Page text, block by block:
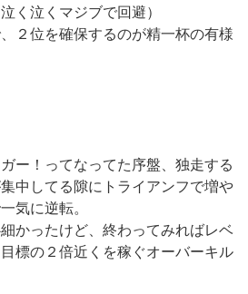
く泣くマジブで回避）
２位を確保するのが精一杯の有様
ー！ってなってた序盤、独走する
中してる隙にトライアンフで増や
気に逆転。
かったけど、終わってみればレベ
標の２倍近くを稼ぐオーバーキル